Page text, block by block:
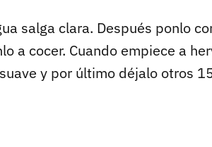
salga clara. Después ponlo
a cocer. Cuando empiece a
y por último déjalo otros